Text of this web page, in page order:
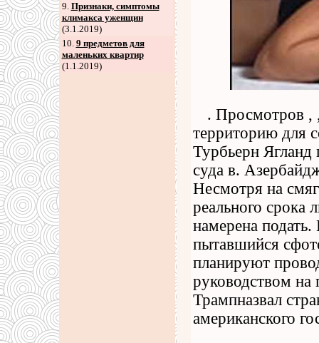
9. Признаки, симптомы
климакса уженщин
(3.1.2019)
10. 9 предметов для
маленьких квартир
(1.1.2019)
. Просмотров ,
территорию для
Турбьерн Ягланд
суда в.
Несмотря на
реального срока
намерена
пытавшийся
планируют
руководством
Трампназвал
американского